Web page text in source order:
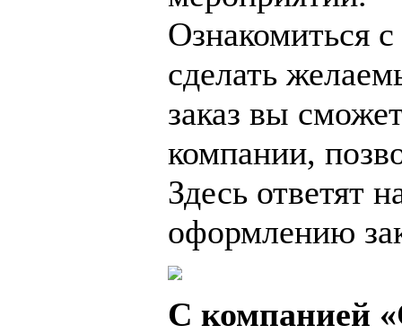
Ознакомиться
сделать
заказ вы
компании,
Здесь ответят
оформлению
С компанией